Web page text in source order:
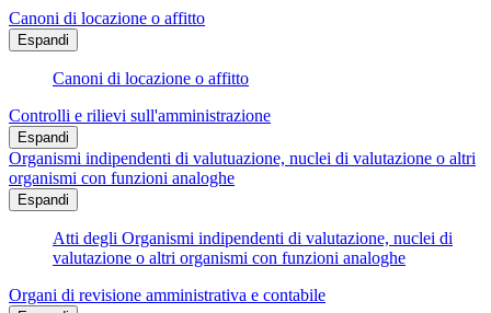
Canoni di locazione o affitto
Espandi
Canoni di locazione o affitto
Controlli e rilievi sull'amministrazione
Espandi
Organismi indipendenti di valutuazione, nuclei di valutazione o altri
organismi con funzioni analoghe
Espandi
Atti degli Organismi indipendenti di valutazione, nuclei di
valutazione o altri organismi con funzioni analoghe
Organi di revisione amministrativa e contabile